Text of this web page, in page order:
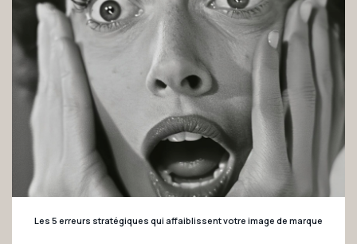
Les 5 erreurs stratégiques qui affaiblissent votre image de marque